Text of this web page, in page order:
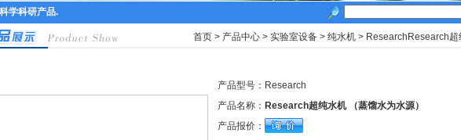
学科研产品.
首页 > 产品中心 > 实验室设备 > 纯水机 > ResearchResearch超
产品型号： Research
产品名称： Research超纯水机 （蒸馏水为水源）
产品报价：